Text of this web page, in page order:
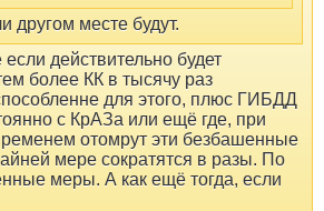
другом месте будут.
действительно будет
более КК в тысячу раз
для этого, плюс ГИБДД
с КрАЗа или ещё где, при
отомрут эти безбашенные
мере сократятся в разы. По
меры. А как ещё тогда, если